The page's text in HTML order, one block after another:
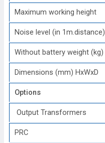
Maximum working height
Noise level (in 1m.distance)
Without battery weight (kg)
Dimensions (mm) HxWxD
Options
Output Transformers
PRC